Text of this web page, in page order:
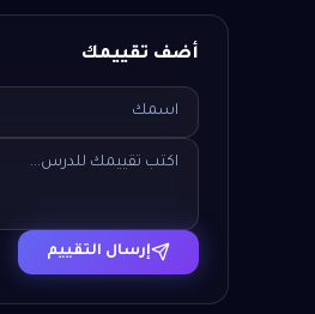
أضف تقييمك
إرسال التقييم